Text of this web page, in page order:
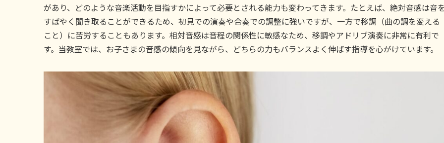
があり、どのような音楽活動を目指すかによって必要とされる能力も変わってきます。たとえば、絶対音感は音
すばやく聞き取ることができるため、初見での演奏や合奏での調整に強いですが、一方で移調（曲の調を変える
こと）に苦労することもあります。相対音感は音程の関係性に敏感なため、移調やアドリブ演奏に非常に有利で
す。当教室では、お子さまの音感の傾向を見ながら、どちらの力もバランスよく伸ばす指導を心がけています。